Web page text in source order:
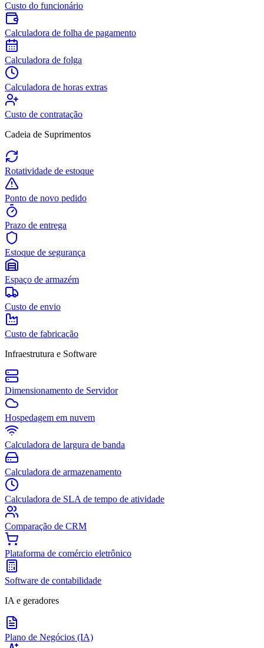
Custo do funcionário
Calculadora de folha de pagamento
Calculadora de folga
Calculadora de horas extras
Custo de contratação
Cadeia de Suprimentos
Rotatividade de estoque
Ponto de novo pedido
Prazo de entrega
Estoque de segurança
Espaço de armazém
Custo de envio
Custo de fabricação
Infraestrutura e Software
Dimensionamento de Servidor
Hospedagem em nuvem
Calculadora de largura de banda
Calculadora de armazenamento
Calculadora de SLA de tempo de atividade
Comparação de CRM
Plataforma de comércio eletrônico
Software de contabilidade
IA e geradores
Plano de Negócios (IA)